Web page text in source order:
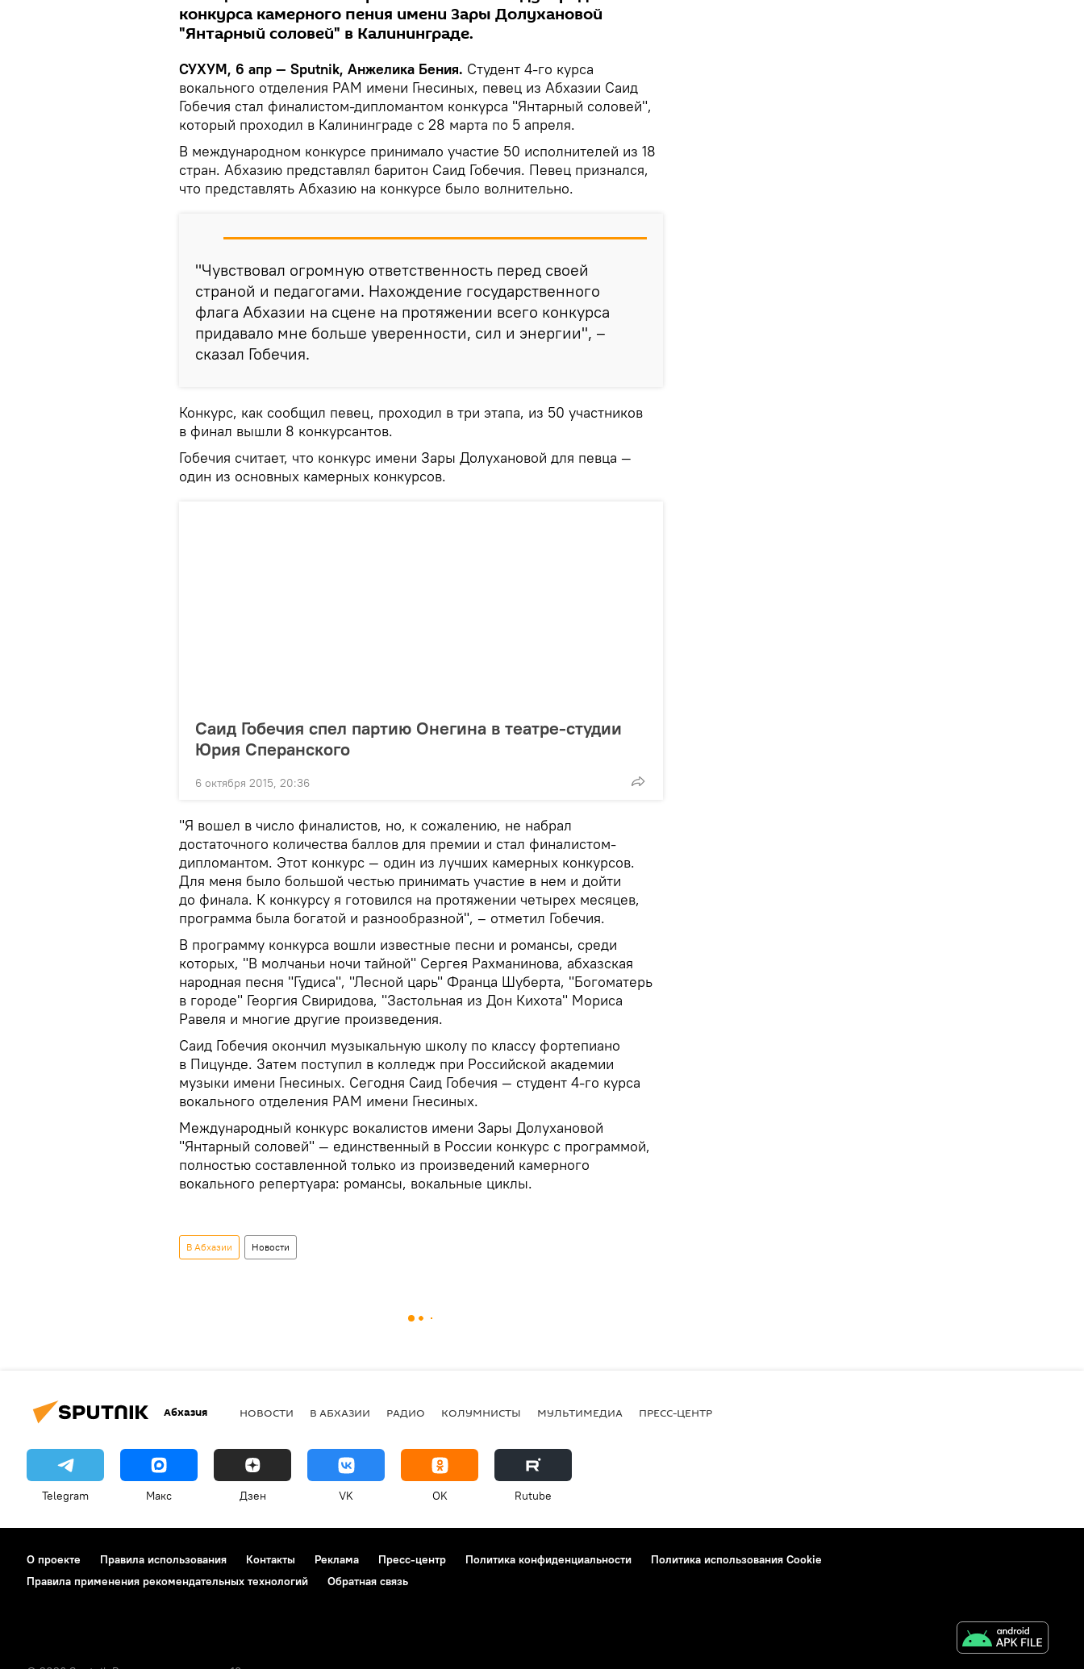
конкурса камерного пения имени Зары Долухановой
"Янтарный соловей" в Калининграде.
СУХУМ, 6 апр — Sputnik, Анжелика Бения. Студент 4-го курса
вокального отделения РАМ имени Гнесиных, певец из Абхазии Саид
Гобечия стал финалистом-дипломантом конкурса "Янтарный соловей",
который проходил в Калининграде с 28 марта по 5 апреля.
В международном конкурсе принимало участие 50 исполнителей из 18
стран. Абхазию представлял баритон Саид Гобечия. Певец признался,
что представлять Абхазию на конкурсе было волнительно.
"Чувствовал огромную ответственность перед своей
страной и педагогами. Нахождение государственного
флага Абхазии на сцене на протяжении всего конкурса
придавало мне больше уверенности, сил и энергии", –
сказал Гобечия.
Конкурс, как сообщил певец, проходил в три этапа, из 50 участников
в финал вышли 8 конкурсантов.
Гобечия считает, что конкурс имени Зары Долухановой для певца —
один из основных камерных конкурсов.
Саид Гобечия спел партию Онегина в театре-студии
Юрия Сперанского
6 октября 2015, 20:36
"Я вошел в число финалистов, но, к сожалению, не набрал
достаточного количества баллов для премии и стал финалистом-
дипломантом. Этот конкурс — один из лучших камерных конкурсов.
Для меня было большой честью принимать участие в нем и дойти
до финала. К конкурсу я готовился на протяжении четырех месяцев,
программа была богатой и разнообразной", – отметил Гобечия.
В программу конкурса вошли известные песни и романсы, среди
которых, "В молчаньи ночи тайной" Сергея Рахманинова, абхазская
народная песня "Гудиса", "Лесной царь" Франца Шуберта, "Богоматерь
в городе" Георгия Свиридова, "Застольная из Дон Кихота" Мориса
Равеля и многие другие произведения.
Саид Гобечия окончил музыкальную школу по классу фортепиано
в Пицунде. Затем поступил в колледж при Российской академии
музыки имени Гнесиных. Сегодня Саид Гобечия — студент 4-го курса
вокального отделения РАМ имени Гнесиных.
Международный конкурс вокалистов имени Зары Долухановой
"Янтарный соловей" — единственный в России конкурс с программой,
полностью составленной только из произведений камерного
вокального репертуара: романсы, вокальные циклы.
В Абхазии Новости
Абхазия НОВОСТИ В АБХАЗИИ РАДИО КОЛУМНИСТЫ МУЛЬТИМЕДИА ПРЕСС-ЦЕНТР
Telegram Макс Дзен VK OK Rutube
О проекте Правила использования Контакты Реклама Пресс-центр Политика конфиденциальности
Политика использования Cookie
Правила применения рекомендательных технологий
Обратная связь